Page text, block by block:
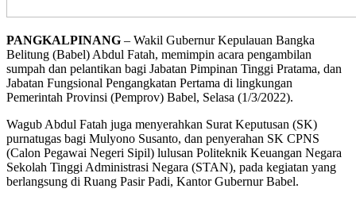
PANGKALPINANG – Wakil Gubernur Kepulauan Bangka
Belitung (Babel) Abdul Fatah, memimpin acara pengambilan
sumpah dan pelantikan bagi Jabatan Pimpinan Tinggi Pratama, dan
Jabatan Fungsional Pengangkatan Pertama di lingkungan
Pemerintah Provinsi (Pemprov) Babel, Selasa (1/3/2022).
Wagub Abdul Fatah juga menyerahkan Surat Keputusan (SK)
purnatugas bagi Mulyono Susanto, dan penyerahan SK CPNS
(Calon Pegawai Negeri Sipil) lulusan Politeknik Keuangan Negara
Sekolah Tinggi Administrasi Negara (STAN), pada kegiatan yang
berlangsung di Ruang Pasir Padi, Kantor Gubernur Babel.